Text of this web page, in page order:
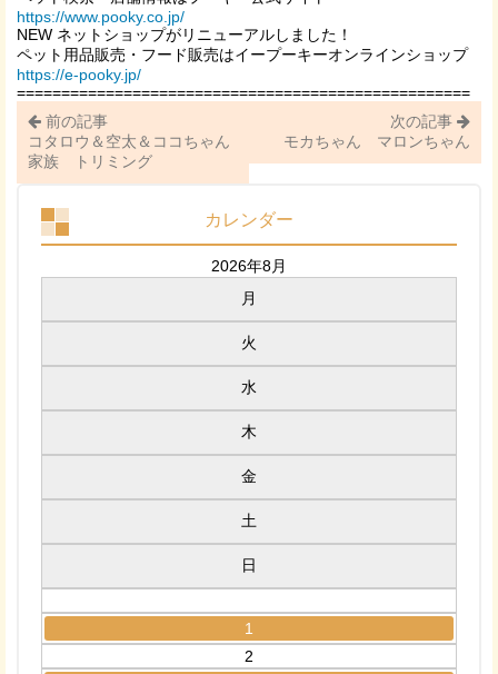
https://www.pooky.co.jp/
NEW ネットショップがリニューアルしました！
ペット用品販売・フード販売はイープーキーオンラインショップ
https://e-pooky.jp/
===================================================
前の記事
コタロウ＆空太＆ココちゃん
家族 トリミング
次の記事
モカちゃん マロンちゃん
カレンダー
2026年8月
月
火
水
木
金
土
日
1
2